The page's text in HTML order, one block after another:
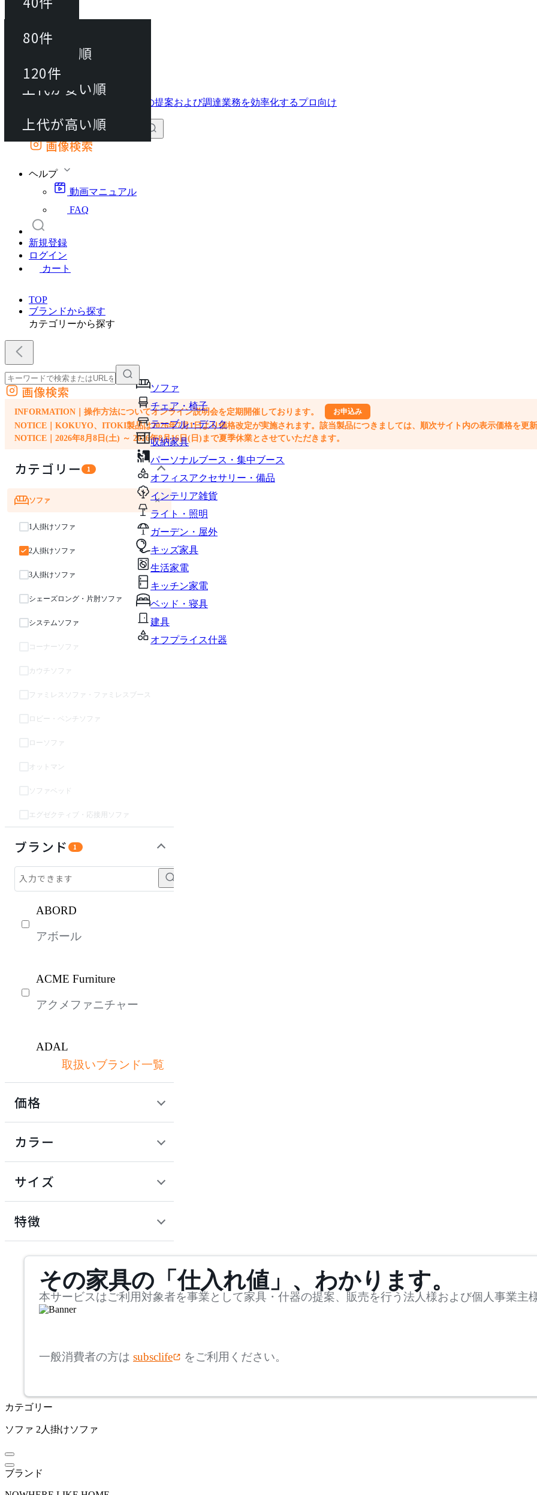
動画マニュアル
FAQ
カート
外部サイトの商品をカートに追加
画像検索
ヘルプ
動画マニュアル
FAQ
新規登録
ログイン
カート
TOP
ブランドから探す
カテゴリーから探す
ソファ
チェア・椅子
テーブル・デスク
収納家具
パーソナルブース・集中ブース
オフィスアクセサリー・備品
インテリア雑貨
ライト・照明
ガーデン・屋外
キッズ家具
生活家電
キッチン家電
ベッド・寝具
建具
オフプライス什器
外部サイトの商品をカートに追加
他のサイトで見つけた商品ページのURLを貼り付けて、カートに追加できます
画像検索
INFORMATION｜操作方法についてオンライン説明会を定期開催しております。 お申込み
NOTICE｜KOKUYO、ITOKI製品は2026年7月1日より価格改定が実施されます。該当製品につきましては、順次サイト内の表示価格を更新
NOTICE｜2026年8月8日(土) ～ 2026年8月16日(日)まで夏季休業とさせていただきます。
カテゴリー 1
ソファ ×
1人掛けソファ
2人掛けソファ
3人掛けソファ
シェーズロング・片肘ソファ
システムソファ
コーナーソファ
カウチソファ
ファミレスソファ・ファミレスブース
ロビー・ベンチソファ
ローソファ
オットマン
ソファベッド
エグゼクティブ・応接用ソファ
ブランド 1
ABORD
アボール
ACME Furniture
アクメファニチャー
ADAL
アダル
アダルトータルインテリ
ADRS
アリアケ
アズマヤ
ボーコンセプト
取扱いブランド一覧
価格
カラー
サイズ
mm
検索
~
~
座面高
検索
特徴
その家具の「仕入れ値」、わかります。
本サービスはご利用対象者を事業として家具・什器の提案、販売を行う法人様および個人事業主
一般消費者の方は subsclife をご利用ください。
カテゴリー
ソファ 2人掛けソファ
ブランド
40件
80件
並び替え
おすすめ順
上代が安い順
上代が高い順
80件
120件